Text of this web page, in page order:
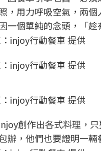
，用力呼吸空氣，兩
一個單純的念頭，「
injoy行動餐車 提供
injoy行動餐車 提供
injoy行動餐車 提供
創作出各式料理，
辦，他們也要證明一輛